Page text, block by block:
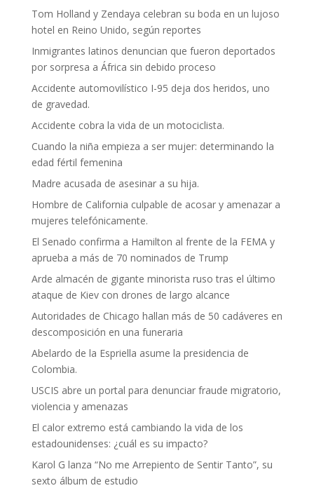
Tom Holland y Zendaya celebran su boda en un lujoso
hotel en Reino Unido, según reportes
Inmigrantes latinos denuncian que fueron deportados
por sorpresa a África sin debido proceso
Accidente automovilístico I-95 deja dos heridos, uno
de gravedad.
Accidente cobra la vida de un motociclista.
Cuando la niña empieza a ser mujer: determinando la
edad fértil femenina
Madre acusada de asesinar a su hija.
Hombre de California culpable de acosar y amenazar a
mujeres telefónicamente.
El Senado confirma a Hamilton al frente de la FEMA y
aprueba a más de 70 nominados de Trump
Arde almacén de gigante minorista ruso tras el último
ataque de Kiev con drones de largo alcance
Autoridades de Chicago hallan más de 50 cadáveres en
descomposición en una funeraria
Abelardo de la Espriella asume la presidencia de
Colombia.
USCIS abre un portal para denunciar fraude migratorio,
violencia y amenazas
El calor extremo está cambiando la vida de los
estadounidenses: ¿cuál es su impacto?
Karol G lanza “No me Arrepiento de Sentir Tanto”, su
sexto álbum de estudio